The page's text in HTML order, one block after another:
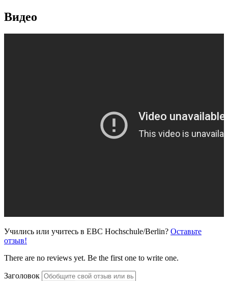
Видео
Учились или учитесь в EBC Hochschule/Berlin? Оставьте
отзыв!
There are no reviews yet. Be the first one to write one.
Заголовок